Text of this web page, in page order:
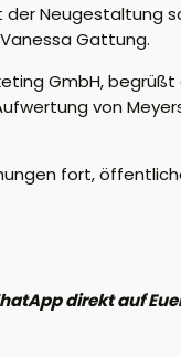
Neugestaltung
Gattung.
GmbH,
von
fort,
direkt auf